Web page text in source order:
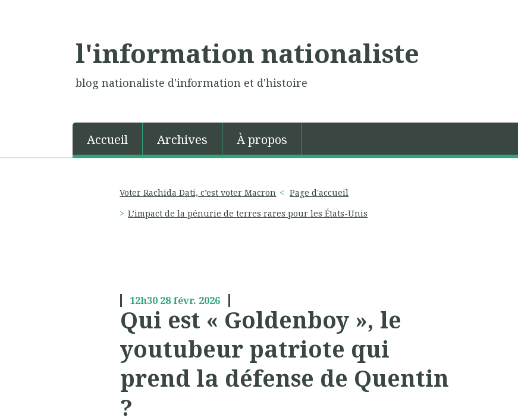
l'information nationaliste
blog nationaliste d'information et d'histoire
Accueil Archives À propos
Voter Rachida Dati, c’est voter Macron
Page d'accueil
L’impact de la pénurie de terres rares pour les États-Unis
12h30 28 févr. 2026
Qui est « Goldenboy », le
youtubeur patriote qui
prend la défense de Quentin
?